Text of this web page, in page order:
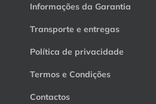
Informações da Garantia
Transporte e entregas
Política de privacidade
Termos e Condições
Contactos